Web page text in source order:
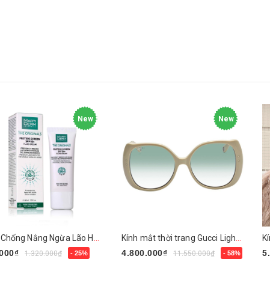
New
1.320.000₫ - 25%
New
4.800.000₫
11.550.000₫ - 58%